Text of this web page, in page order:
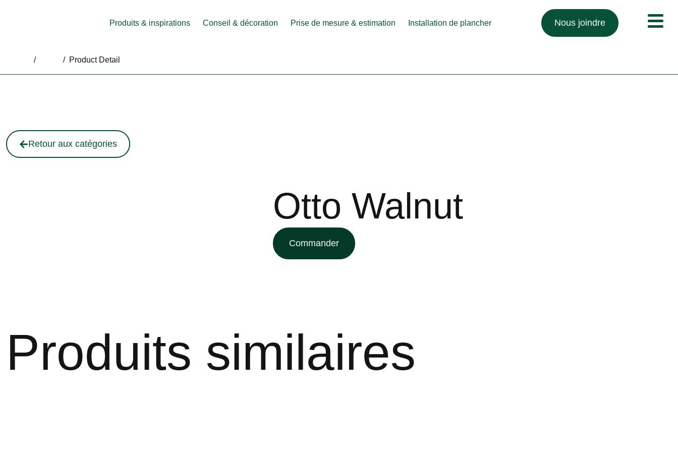
Produits & inspirations Conseil & décoration Prise de mesure & estimation Installation de plancher Nous joindre
/ / Product Detail
Retour aux catégories
Otto Walnut
Commander
Produits similaires